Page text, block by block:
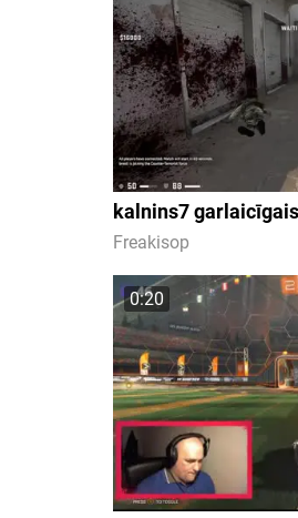
kalnins7
Freakisop
0:20